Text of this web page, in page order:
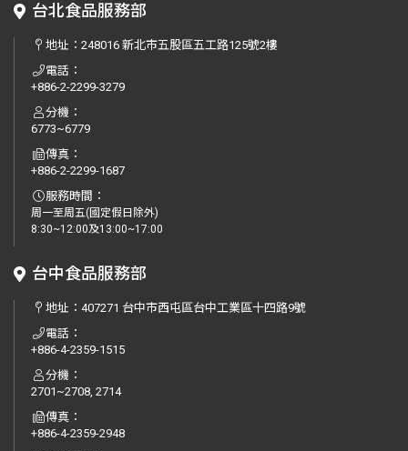
台北食品服務部
地址：248016 新北市五股區五工路125號2樓
電話：
+886-2-2299-3279
分機：
6773~6779
傳真：
+886-2-2299-1687
服務時間：
周一至周五(國定假日除外)
8:30~12:00及13:00~17:00
台中食品服務部
地址：407271 台中市西屯區台中工業區十四路9號
電話：
+886-4-2359-1515
分機：
2701~2708, 2714
傳真：
+886-4-2359-2948